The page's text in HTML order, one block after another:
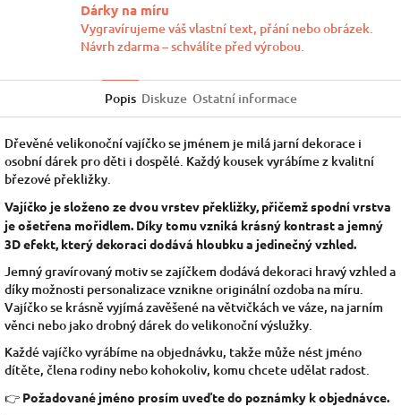
Dárky na míru
Vygravírujeme váš vlastní text, přání nebo obrázek.
Návrh zdarma – schválíte před výrobou.
Popis Diskuze Ostatní informace
Dřevěné velikonoční vajíčko se jménem je milá jarní dekorace i
osobní dárek pro děti i dospělé. Každý kousek vyrábíme z kvalitní
březové překližky.
Vajíčko je složeno ze dvou vrstev překližky, přičemž spodní vrstva
je ošetřena mořidlem. Díky tomu vzniká krásný kontrast a jemný
3D efekt, který dekoraci dodává hloubku a jedinečný vzhled.
Jemný gravírovaný motiv se zajíčkem dodává dekoraci hravý vzhled a
díky možnosti personalizace vznikne originální ozdoba na míru.
Vajíčko se krásně vyjímá zavěšené na větvičkách ve váze, na jarním
věnci nebo jako drobný dárek do velikonoční výslužky.
Každé vajíčko vyrábíme na objednávku, takže může nést jméno
dítěte, člena rodiny nebo kohokoliv, komu chcete udělat radost.
👉 Požadované jméno prosím uveďte do poznámky k objednávce.